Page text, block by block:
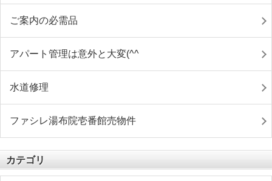
ご案内の必需品
アパート管理は意外と大変(^^ゞ
水道修理
ファシレ湯布院壱番館売物件
カテゴリ